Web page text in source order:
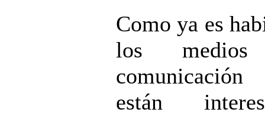
Como ya es
los
están